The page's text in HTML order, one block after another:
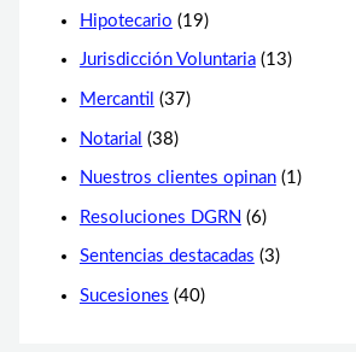
Hipotecario (19)
Jurisdicción Voluntaria(13)
Mercantil (37)
Notarial (38)
Nuestros clientes opinan(1)
Resoluciones DGRN (6)
Sentencias destacadas (3)
Sucesiones (40)